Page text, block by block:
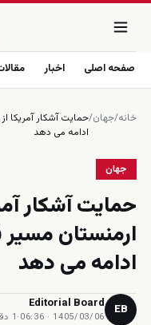
صفحه اصلی اخبار
خانه/جهان/حمايت آشكار آمريكا
ادامه مى دهد
جهان
حمايت آشكار
ارمنستان مسير
ادامه مى دهد
EB
Editorial Board
1405/03/06 · 06:36
·1 دقیقه مطالعه